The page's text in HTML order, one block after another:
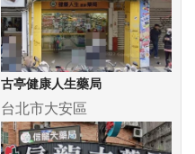
古亭健康人生藥局
台北市大安區